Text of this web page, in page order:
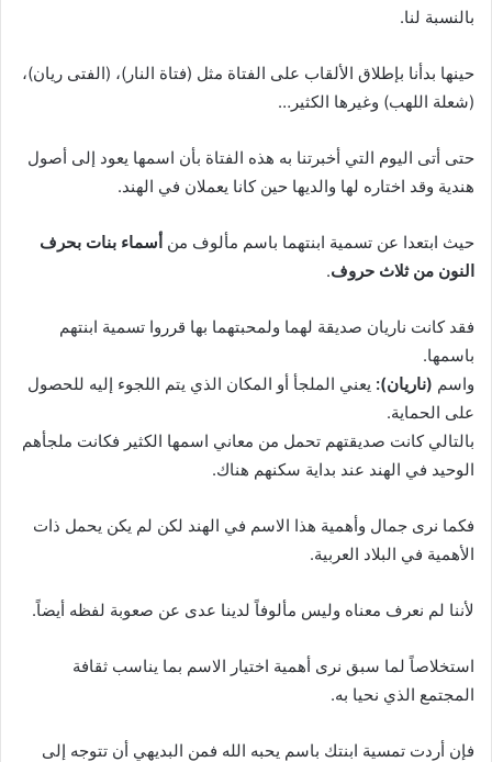
بالنسبة لنا.
حينها بدأنا بإطلاق الألقاب على الفتاة مثل (فتاة النار)، (الفتى ريان)،
(شعلة اللهب) وغيرها الكثير…
حتى أتى اليوم التي أخبرتنا به هذه الفتاة بأن اسمها يعود إلى أصول
هندية وقد اختاره لها والديها حين كانا يعملان في الهند.
حيث ابتعدا عن تسمية ابنتهما باسم مألوف من أسماء بنات بحرف
النون من ثلاث حروف.
فقد كانت ناريان صديقة لهما ولمحبتهما بها قرروا تسمية ابنتهم
باسمها.
واسم (ناريان): يعني الملجأ أو المكان الذي يتم اللجوء إليه للحصول
على الحماية.
بالتالي كانت صديقتهم تحمل من معاني اسمها الكثير فكانت ملجأهم
الوحيد في الهند عند بداية سكنهم هناك.
فكما نرى جمال وأهمية هذا الاسم في الهند لكن لم يكن يحمل ذات
الأهمية في البلاد العربية.
لأننا لم نعرف معناه وليس مألوفاً لدينا عدى عن صعوبة لفظه أيضاً.
استخلاصاً لما سبق نرى أهمية اختيار الاسم بما يناسب ثقافة
المجتمع الذي نحيا به.
فإن أردت تمسية ابنتك باسم يحبه الله فمن البديهي أن تتوجه إلى